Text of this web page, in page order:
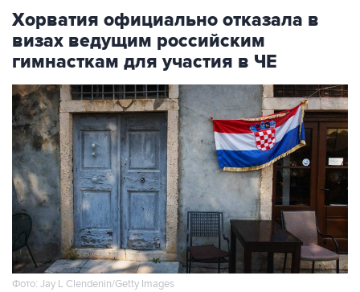
Хорватия официально отказала в
визах ведущим российским
гимнасткам для участия в ЧЕ
Фото: Jay L Clendenin/Getty Images